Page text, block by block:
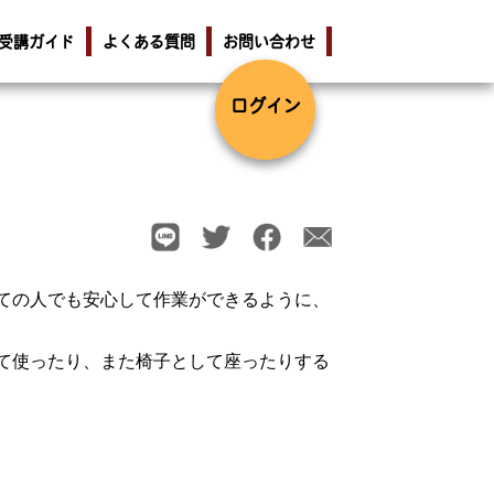
講ガイド よくある質問 お問い合わせ
ログイン
人でも安心して作業ができるように、
使ったり、また椅子として座ったりする